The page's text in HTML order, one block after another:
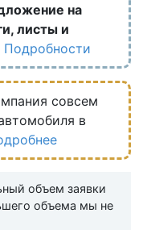
на
листы и
Подробности
совсем
в
объем заявки
объема мы не